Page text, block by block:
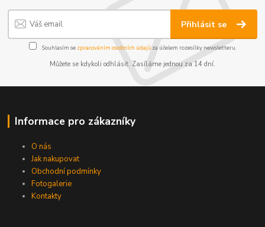
Přihlásit se
Souhlasím se zpracováním osobních údajůza účelem rozesílky newsletteru.
Můžete se kdykoli odhlásit. Zasíláme jednou za 14 dní.
Informace pro zákazníky
O nás
Jak nakupovat
Obchodní podmínky
Fotogalerie
Kontakty